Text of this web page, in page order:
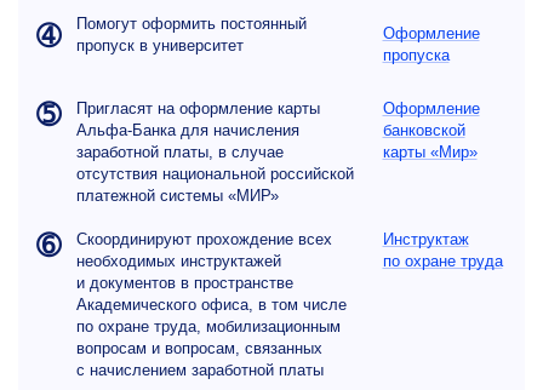
➃
Помогут оформить постоянный
пропуск в университет
Оформление
пропуска
➄
Пригласят на оформление карты
Альфа-Банка для начисления
заработной платы, в случае
отсутствия национальной российской
платежной системы «МИР»
Оформление
банковской
карты «Мир»
➅
Скоординируют прохождение всех
необходимых инструктажей
и документов в пространстве
Академического офиса, в том числе
по охране труда, мобилизационным
вопросам и вопросам, связанных
с начислением заработной платы
Инструктаж
по охране труда